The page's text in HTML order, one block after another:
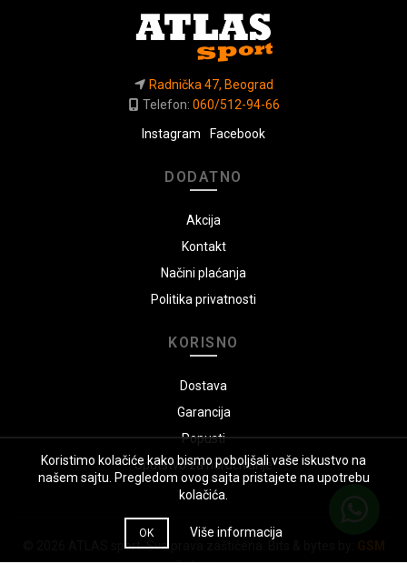
Radnička 47, Beograd
Telefon: 060/512-94-66
Instagram
Facebook
DODATNO
Akcija
Kontakt
Načini plaćanja
Politika privatnosti
KORISNO
Dostava
Garancija
Popusti
Uputstvo za naručivanje
ATLAS sport. Sva prava zaštićena. Bits & bytes by: GSM
Solutions
Koristimo kolačiće kako bismo poboljšali vaše iskustvo na
našem sajtu. Pregledom ovog sajta pristajete na upotrebu
kolačića.
OK Više informacija